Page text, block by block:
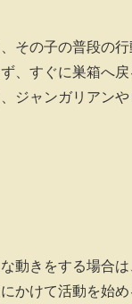
その子の普段の行
、すぐに巣箱へ
ジャンガリアン
動きをする場合
かけて活動を始